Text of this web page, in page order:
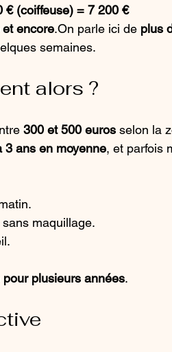
€ (coiffeuse) = 7 200 €
encore.On parle ici de plus
semaines.
alors ?
300 et 500 euros selon la
3 ans en moyenne, et parfois
maquillage.
pour plusieurs années.